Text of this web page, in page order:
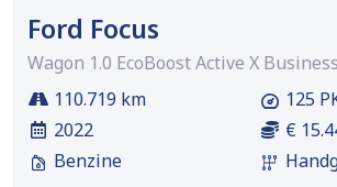
Ford Focus
Wagon 1.0 EcoBoost Active X Business
110.719 km
2022
Benzine
125
€